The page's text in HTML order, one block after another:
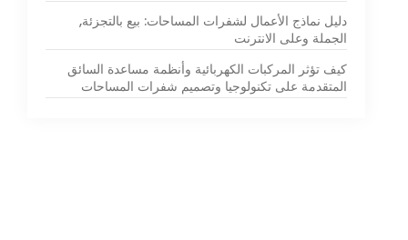
دليل نماذج الأعمال لشفرات المساحات: بيع بالتجزئة,
الجملة وعلى الانترنت
كيف تؤثر المركبات الكهربائية وأنظمة مساعدة السائق
المتقدمة على تكنولوجيا وتصميم شفرات المساحات